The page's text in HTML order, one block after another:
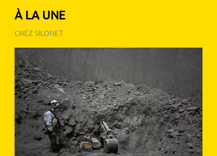
À LA UNE
CHEZ SILONET